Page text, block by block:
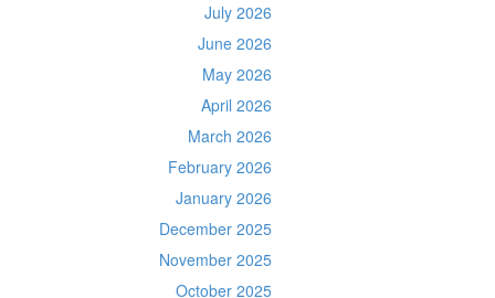
July 2026
June 2026
May 2026
April 2026
March 2026
February 2026
January 2026
December 2025
November 2025
October 2025